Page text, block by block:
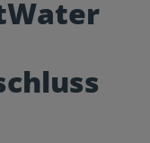
5 Sternen